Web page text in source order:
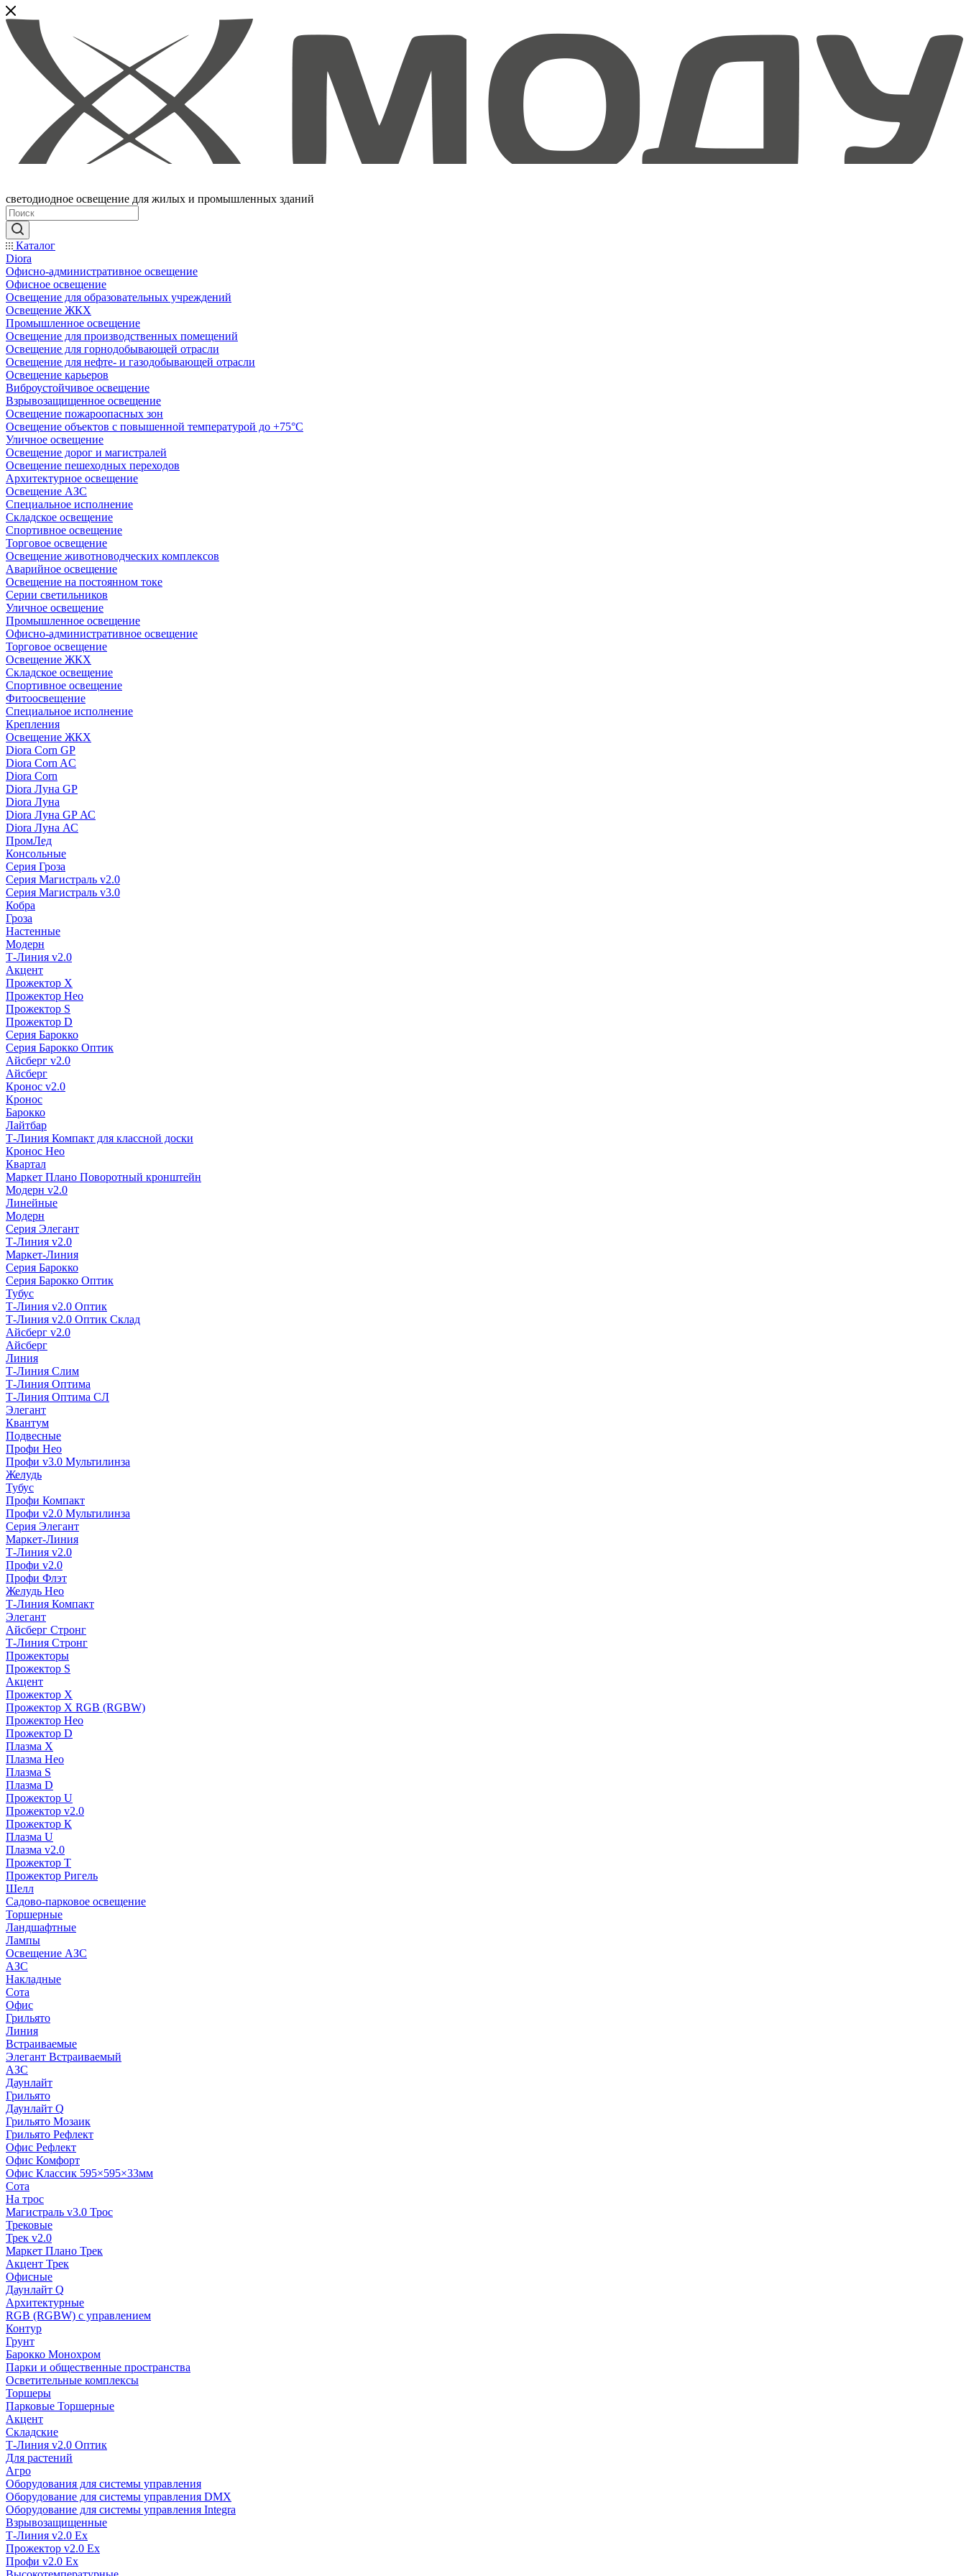
светодиодное освещение для жилых и промышленных зданий
Каталог
Diora
Офисно-административное освещение
Офисное освещение
Освещение для образовательных учреждений
Освещение ЖКХ
Промышленное освещение
Освещение для производственных помещений
Освещение для горнодобывающей отрасли
Освещение для нефте- и газодобывающей отрасли
Освещение карьеров
Виброустойчивое освещение
Взрывозащищенное освещение
Освещение пожароопасных зон
Освещение объектов с повышенной температурой до +75°C
Уличное освещение
Освещение дорог и магистралей
Освещение пешеходных переходов
Архитектурное освещение
Освещение АЗС
Специальное исполнение
Складское освещение
Спортивное освещение
Торговое освещение
Освещение животноводческих комплексов
Аварийное освещение
Освещение на постоянном токе
Серии светильников
Уличное освещение
Промышленное освещение
Офисно-административное освещение
Торговое освещение
Освещение ЖКХ
Складское освещение
Спортивное освещение
Фитоосвещение
Специальное исполнение
Крепления
Освещение ЖКХ
Diora Corn GP
Diora Corn AC
Diora Corn
Diora Луна GP
Diora Луна
Diora Луна GP АС
Diora Луна АС
ПромЛед
Консольные
Серия Гроза
Серия Магистраль v2.0
Серия Магистраль v3.0
Кобра
Гроза
Настенные
Модерн
Т-Линия v2.0
Акцент
Прожектор X
Прожектор Нео
Прожектор S
Прожектор D
Серия Барокко
Серия Барокко Оптик
Айсберг v2.0
Айсберг
Кронос v2.0
Кронос
Барокко
Лайтбар
Т-Линия Компакт для классной доски
Кронос Нео
Квартал
Маркет Плано Поворотный кронштейн
Модерн v2.0
Линейные
Модерн
Серия Элегант
Т-Линия v2.0
Маркет-Линия
Серия Барокко
Серия Барокко Оптик
Тубус
Т-Линия v2.0 Оптик
Т-Линия v2.0 Оптик Склад
Айсберг v2.0
Айсберг
Линия
Т-Линия Слим
Т-Линия Оптима
Т-Линия Оптима СЛ
Элегант
Квантум
Подвесные
Профи Нео
Профи v3.0 Мультилинза
Желудь
Тубус
Профи Компакт
Профи v2.0 Мультилинза
Серия Элегант
Маркет-Линия
Т-Линия v2.0
Профи v2.0
Профи Флэт
Желудь Нео
Т-Линия Компакт
Элегант
Айсберг Стронг
Т-Линия Стронг
Прожекторы
Прожектор S
Акцент
Прожектор X
Прожектор Х RGB (RGBW)
Прожектор Нео
Прожектор D
Плазма X
Плазма Нео
Плазма S
Плазма D
Прожектор U
Прожектор v2.0
Прожектор К
Плазма U
Плазма v2.0
Прожектор Т
Прожектор Ригель
Шелл
Садово-парковое освещение
Торшерные
Ландшафтные
Лампы
Освещение АЗС
АЗС
Накладные
Сота
Офис
Грильято
Линия
Встраиваемые
Элегант Встраиваемый
АЗС
Даунлайт
Грильято
Даунлайт Q
Грильято Мозаик
Грильято Рефлект
Офис Рефлект
Офис Комфорт
Офис Классик 595×595×33мм
Сота
На трос
Магистраль v3.0 Трос
Трековые
Трек v2.0
Маркет Плано Трек
Акцент Трек
Офисные
Даунлайт Q
Архитектурные
RGB (RGBW) с управлением
Контур
Грунт
Барокко Монохром
Парки и общественные пространства
Осветительные комплексы
Торшеры
Парковые Торшерные
Акцент
Складские
Т-Линия v2.0 Оптик
Для растений
Агро
Оборудования для системы управления
Оборудование для системы управления DMX
Оборудование для системы управления Integra
Взрывозащищенные
Т-Линия v2.0 Ex
Прожектор v2.0 Ex
Профи v2.0 Ex